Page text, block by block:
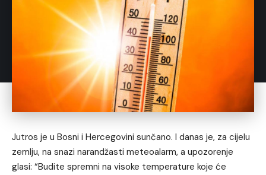
Jutros je u Bosni i Hercegovini sunčano. I danas je, za cijelu
zemlju, na snazi narandžasti meteoalarm, a upozorenje
glasi: “Budite spremni na visoke temperature koje će